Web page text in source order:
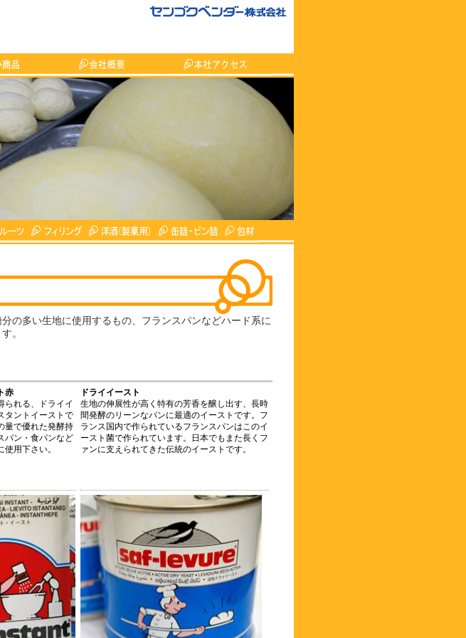
の多い生地に使用するもの、フランスパンなどハード系に
。
赤
られる、ドライイ
タントイーストで
量で優れた発酵持
パン・食パンなど
用下さい。
ドライイースト
生地の伸展性が高く特有の芳香を醸し出す、長時
間発酵のリーンなパンに最適のイーストです。フ
ランス国内で作られているフランスパンはこのイ
ースト菌で作られています。日本でもまた長くフ
ァンに支えられてきた伝統のイーストです。